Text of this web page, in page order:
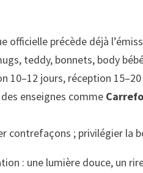
officielle précède déjà
teddy, bonnets, body
10–12 jours, réception
enseignes comme
contrefaçons ; privilégier la
: une lumière douce, un